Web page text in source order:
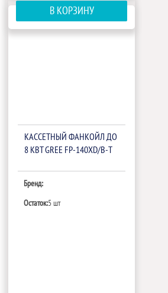
В КОРЗИНУ
КАССЕТНЫЙ ФАНКОЙЛ ДО
8 КВТ GREE FP-140XD/B-T
Бренд:
Остаток:5 шт